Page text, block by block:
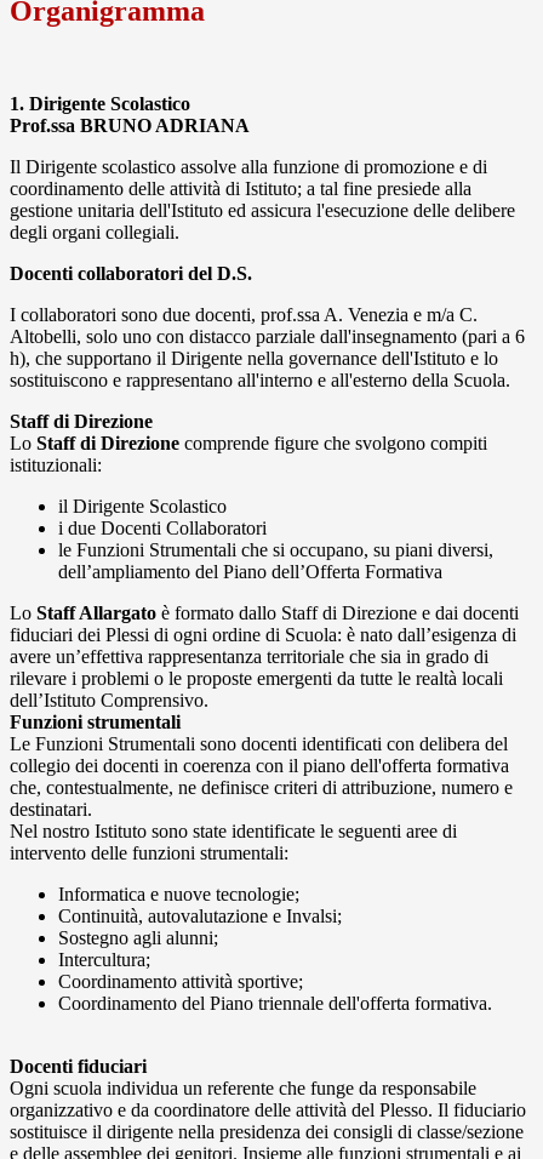
Organigramma
1. Dirigente Scolastico
Prof.ssa BRUNO ADRIANA
Il Dirigente scolastico assolve alla funzione di promozione e di
coordinamento delle attività di Istituto; a tal fine presiede alla
gestione unitaria dell'Istituto ed assicura l'esecuzione delle delibere
degli organi collegiali.
Docenti collaboratori del D.S.
I collaboratori sono due docenti, prof.ssa A. Venezia e m/a C.
Altobelli, solo uno con distacco parziale dall'insegnamento (pari a 6
h), che supportano il Dirigente nella governance dell'Istituto e lo
sostituiscono e rappresentano all'interno e all'esterno della Scuola.
Staff di Direzione
Lo Staff di Direzione comprende figure che svolgono compiti
istituzionali:
il Dirigente Scolastico
i due Docenti Collaboratori
le Funzioni Strumentali che si occupano, su piani diversi,
dell’ampliamento del Piano dell’Offerta Formativa
Lo Staff Allargato è formato dallo Staff di Direzione e dai docenti
fiduciari dei Plessi di ogni ordine di Scuola: è nato dall’esigenza di
avere un’effettiva rappresentanza territoriale che sia in grado di
rilevare i problemi o le proposte emergenti da tutte le realtà locali
dell’Istituto Comprensivo.
Funzioni strumentali
Le Funzioni Strumentali sono docenti identificati con delibera del
collegio dei docenti in coerenza con il piano dell'offerta formativa
che, contestualmente, ne definisce criteri di attribuzione, numero e
destinatari.
Nel nostro Istituto sono state identificate le seguenti aree di
intervento delle funzioni strumentali:
Informatica e nuove tecnologie;
Continuità, autovalutazione e Invalsi;
Sostegno agli alunni;
Intercultura;
Coordinamento attività sportive;
Coordinamento del Piano triennale dell'offerta formativa.
Docenti fiduciari
Ogni scuola individua un referente che funge da responsabile
organizzativo e da coordinatore delle attività del Plesso. Il fiduciario
sostituisce il dirigente nella presidenza dei consigli di classe/sezione
e delle assemblee dei genitori. Insieme alle funzioni strumentali e ai